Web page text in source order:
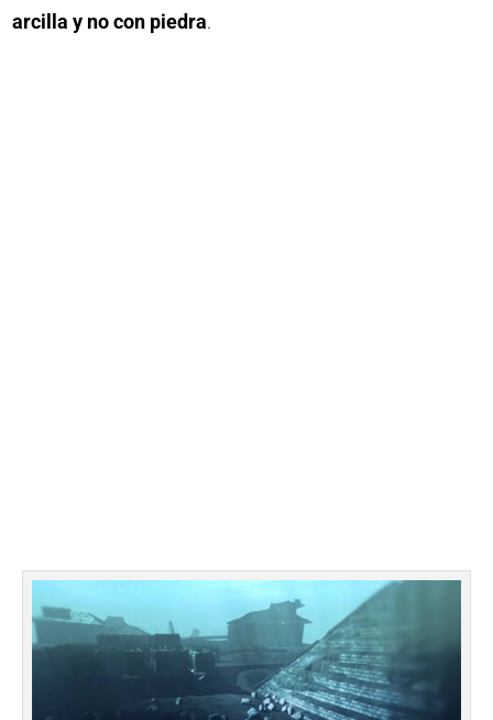
arcilla y no con piedra.